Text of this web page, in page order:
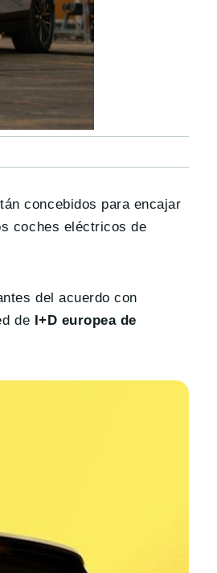
concebidos para encajar
coches eléctricos de
del acuerdo con
de I+D europea de